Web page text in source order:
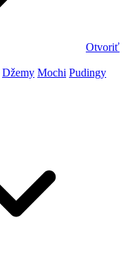
Otvoriť
Džemy Mochi Pudingy